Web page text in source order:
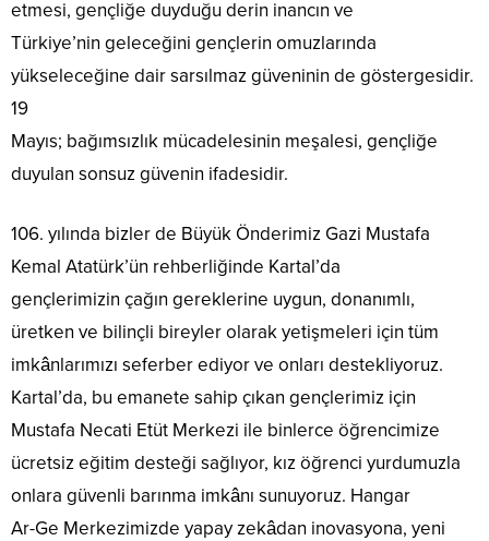
etmesi, gençliğe duyduğu derin inancın ve
Türkiye’nin geleceğini gençlerin omuzlarında
yükseleceğine dair sarsılmaz güveninin de göstergesidir.
19
Mayıs; bağımsızlık mücadelesinin meşalesi, gençliğe
duyulan sonsuz güvenin ifadesidir.
106. yılında bizler de Büyük Önderimiz Gazi Mustafa
Kemal Atatürk’ün rehberliğinde Kartal’da
gençlerimizin çağın gereklerine uygun, donanımlı,
üretken ve bilinçli bireyler olarak yetişmeleri için tüm
imkânlarımızı seferber ediyor ve onları destekliyoruz.
Kartal’da, bu emanete sahip çıkan gençlerimiz için
Mustafa Necati Etüt Merkezi ile binlerce öğrencimize
ücretsiz eğitim desteği sağlıyor, kız öğrenci yurdumuzla
onlara güvenli barınma imkânı sunuyoruz. Hangar
Ar-Ge Merkezimizde yapay zekâdan inovasyona, yeni